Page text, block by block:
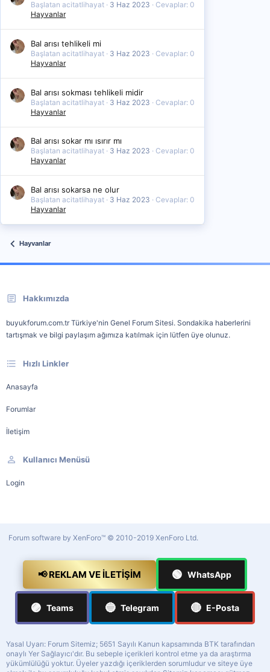
Başlatan acitatlihayat 3 Haz 2023
Cevaplar: 0
Hayvanlar
Bal arısı tehlikeli mi
Başlatan acitatlihayat 3 Haz 2023
Cevaplar: 0
Hayvanlar
Bal arısı sokması tehlikeli midir
Başlatan acitatlihayat 3 Haz 2023
Cevaplar: 0
Hayvanlar
Bal arısı sokar mı ısırır mı
Başlatan acitatlihayat 3 Haz 2023
Cevaplar: 0
Hayvanlar
Bal arısı sokarsa ne olur
Başlatan acitatlihayat 3 Haz 2023
Cevaplar: 0
Hayvanlar
Hayvanlar
Hakkımızda
buyukforum.com.tr Türkiye'nin Genel Forum Sitesi. Sondakika haberlerini
tartışmak ve bilgi paylaşım ağımıza katılmak için lütfen üye olunuz.
Hızlı Linkler
Anasayfa
Forumlar
İletişim
Kullanıcı Menüsü
Login
Forum software by XenForo™ © 2010-2019 XenForo Ltd.
📢 REKLAM VE İLETIŞIM 🟢 WhatsApp
🟣 Teams 🔵 Telegram 🔴 E-Posta
Yasal Uyarı: Forum Sitemiz; 5651 Sayılı Kanun kapsamında BTK tarafından
onaylı Yer Sağlayıcı'dır. Bu sebeple içerikleri kontrol etme ya da araştırma
yükümlülüğü yoktur. Üyeler yazdığı içeriklerden sorumludur ve siteye üye